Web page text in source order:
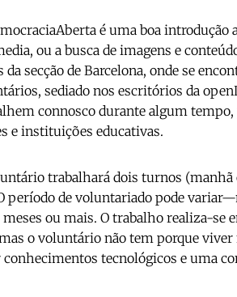
é uma boa
ou a busca de imagens e
secção de Barcelona, onde se
sediado nos escritórios da
connosco durante algum
e instituições educativas.
trabalhará dois turnos (manhã
período de voluntariado pode
ou mais. O trabalho realiza-se
o voluntário não tem porque
tecnológicos e uma